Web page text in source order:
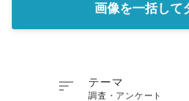
画像を一括して
 テーマ
調査・アンケート